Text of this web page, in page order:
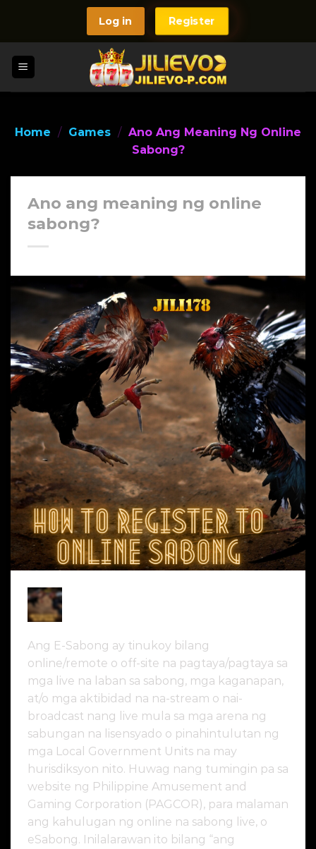
content
Log in Register
Home / Games / Ano Ang Meaning Ng Online
Sabong?
Ano ang meaning ng online
sabong?
Ang E-Sabong ay tinukoy bilang
online/remote o off-site na pagtaya/pagtaya sa
mga live na laban sa sabong, mga kaganapan,
at/o mga aktibidad na na-stream o nai-
broadcast nang live mula sa mga arena ng
sabungan na lisensyado o pinahintulutan ng
mga Local Government Units na may
hurisdiksyon nito. Huwag nang tumingin pa sa
website ng Philippine Amusement and
Gaming Corporation (PAGCOR), para malaman
ang kahulugan ng online na sabong live, o
eSabong. Inilalarawan ito bilang “ang